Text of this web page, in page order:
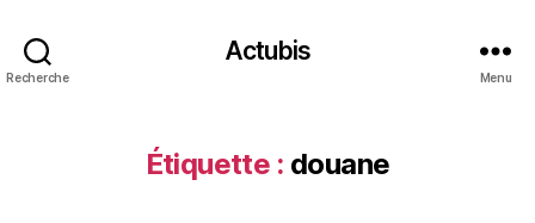
Recherche
Actubis
Menu
Étiquette : douane